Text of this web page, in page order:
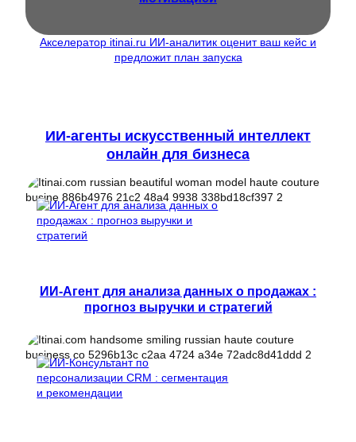
Акселератор itinai.ru ИИ-аналитик оценит ваш кейс и
предложит план запуска
ИИ-агенты искусственный интеллект
онлайн для бизнеса
ИИ-Агент для анализа данных о продажах :
прогноз выручки и стратегий